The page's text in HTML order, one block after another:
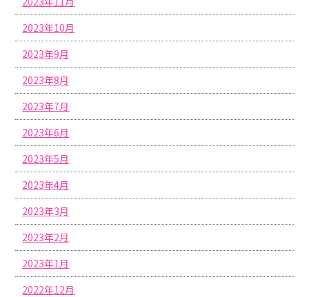
2023年10月
2023年9月
2023年8月
2023年7月
2023年6月
2023年5月
2023年4月
2023年3月
2023年2月
2023年1月
2022年12月